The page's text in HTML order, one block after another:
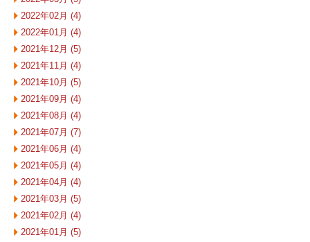
2022年02月 (4)
2022年01月 (4)
2021年12月 (5)
2021年11月 (4)
2021年10月 (5)
2021年09月 (4)
2021年08月 (4)
2021年07月 (7)
2021年06月 (4)
2021年05月 (4)
2021年04月 (4)
2021年03月 (5)
2021年02月 (4)
2021年01月 (5)